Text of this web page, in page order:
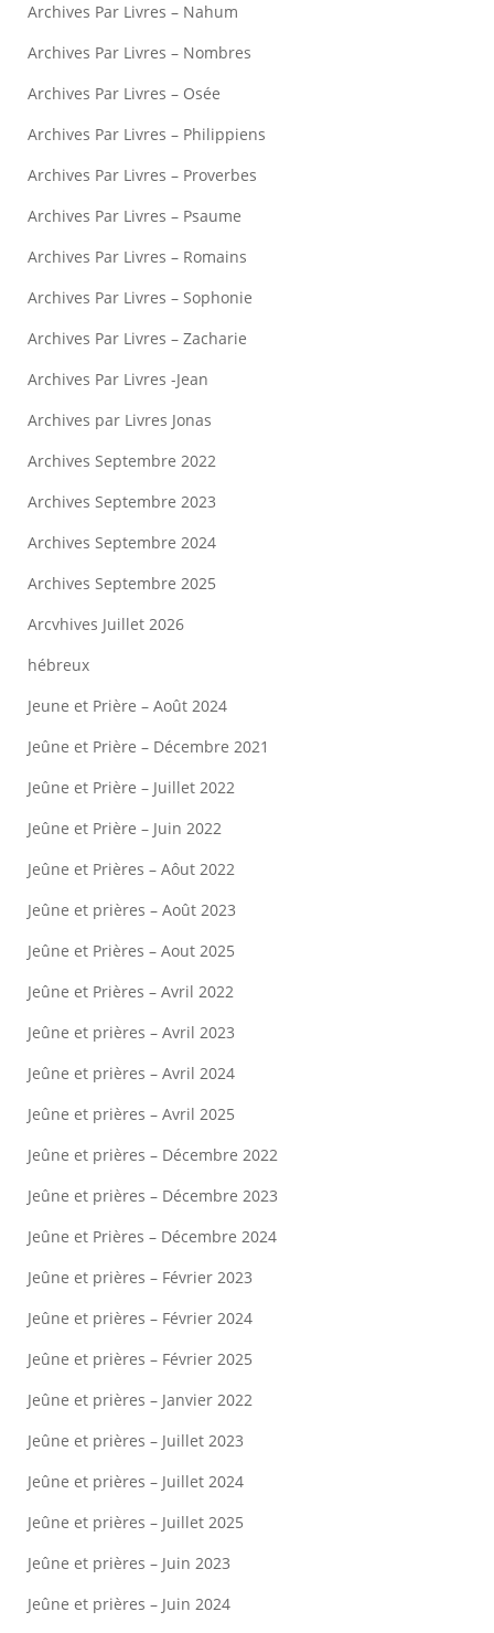
Archives Par Livres – Nahum
Archives Par Livres – Nombres
Archives Par Livres – Osée
Archives Par Livres – Philippiens
Archives Par Livres – Proverbes
Archives Par Livres – Psaume
Archives Par Livres – Romains
Archives Par Livres – Sophonie
Archives Par Livres – Zacharie
Archives Par Livres -Jean
Archives par Livres Jonas
Archives Septembre 2022
Archives Septembre 2023
Archives Septembre 2024
Archives Septembre 2025
Arcvhives Juillet 2026
hébreux
Jeune et Prière – Août 2024
Jeûne et Prière – Décembre 2021
Jeûne et Prière – Juillet 2022
Jeûne et Prière – Juin 2022
Jeûne et Prières – Aôut 2022
Jeûne et prières – Août 2023
Jeûne et Prières – Aout 2025
Jeûne et Prières – Avril 2022
Jeûne et prières – Avril 2023
Jeûne et prières – Avril 2024
Jeûne et prières – Avril 2025
Jeûne et prières – Décembre 2022
Jeûne et prières – Décembre 2023
Jeûne et Prières – Décembre 2024
Jeûne et prières – Février 2023
Jeûne et prières – Février 2024
Jeûne et prières – Février 2025
Jeûne et prières – Janvier 2022
Jeûne et prières – Juillet 2023
Jeûne et prières – Juillet 2024
Jeûne et prières – Juillet 2025
Jeûne et prières – Juin 2023
Jeûne et prières – Juin 2024